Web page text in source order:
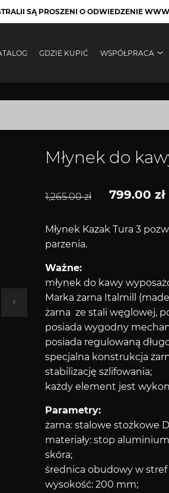
SĄ PROSZENI O ODWIEDZENIE
GDZIE KUPIĆ WSPÓŁPRACA
Młynek do
1,265.00zł 799.00 zł
Młynek Kazak Tura 3
parzenia.
Ważne:
młynek do kawy
Marka żarna Italmill
żarna ze stali węglowej,
posiada wygodny
posiada regulowaną
specjalna konstrukcja
stabilizację szlifowania;
każdy element jest
Parametry:
żarna: stalowe stożkowe
materiały: stop
skóra;
średnica obudowy w
wysokość: 200 mm;